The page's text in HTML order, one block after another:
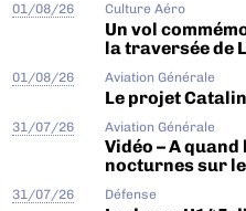
01/08/26 Culture Aéro
Un vol
la traversée de
01/08/26 Aviation Générale
Le projet
31/07/26 Aviation Générale
Vidéo – A
nocturnes sur
31/07/26 Défense